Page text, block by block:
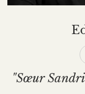
"Sœur